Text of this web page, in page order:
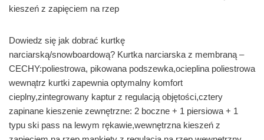
kieszeń z zapięciem na rzep
Dowiedz się jak dobrać kurtkę
narciarską/snowboardową? Kurtka narciarska z membraną –
CECHY:poliestrowa, pikowana podszewka,ocieplina poliestrowa
wewnątrz kurtki zapewnia optymalny komfort
cieplny,zintegrowany kaptur z regulacją objętości,cztery
zapinane kieszenie zewnętrzne: 2 boczne + 1 piersiowa + 1
typu ski pass na lewym rękawie,wewnętrzna kieszeń z